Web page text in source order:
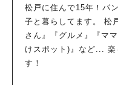
松戸に住んで15年！パ
子と暮らしてます。 松
さん』『グルメ』『マ
けスポット)』など... 楽
す！